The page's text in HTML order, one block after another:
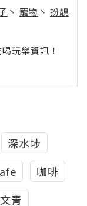
丶 寵物 丶 扮靚
玩樂資訊！
深水埗
咖啡
文青